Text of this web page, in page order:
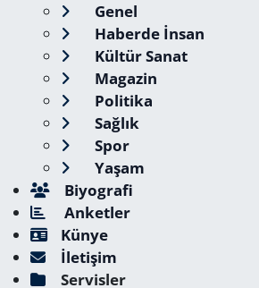
Genel
Haberde İnsan
Kültür Sanat
Magazin
Politika
Sağlık
Spor
Yaşam
Biyografi
Anketler
Künye
İletişim
Servisler